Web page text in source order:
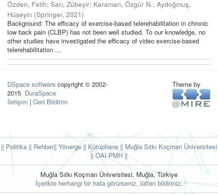
Özden, Fatih; Sarı, Zübeyir; Karaman, Özgür N.; Aydoğmuş,
Hüseyin (Springer, 2021)
Background: The efficacy of exercise-based telerehabilitation in chronic
low back pain (CLBP) has not been well studied. To our knowledge, no
other studies have investigated the efficacy of video exercise-based
telerehabilitation ...
DSpace software copyright © 2002-
2015 DuraSpace
İletişim | Geri Bildirim
Theme by
|| Politika || Rehber|| Yönerge|| Kütüphane || Muğla Sıtkı Koçman Üniversitesi
||OAI-PMH ||
Muğla Sıtkı Koçman Üniversitesi, Muğla, Türkiye
İçerikte herhangi bir hata görürseniz, lütfen bildiriniz: